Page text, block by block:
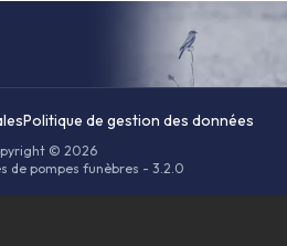
Politique de gestion des données
© 2026
de pompes funèbres - 3.2.0